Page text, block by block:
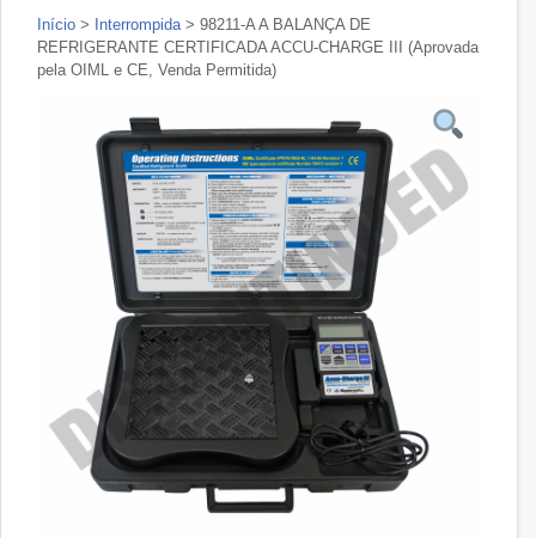
Início > Interrompida > 98211-A A BALANÇA DE
REFRIGERANTE CERTIFICADA ACCU-CHARGE III (Aprovada
pela OIML e CE, Venda Permitida)